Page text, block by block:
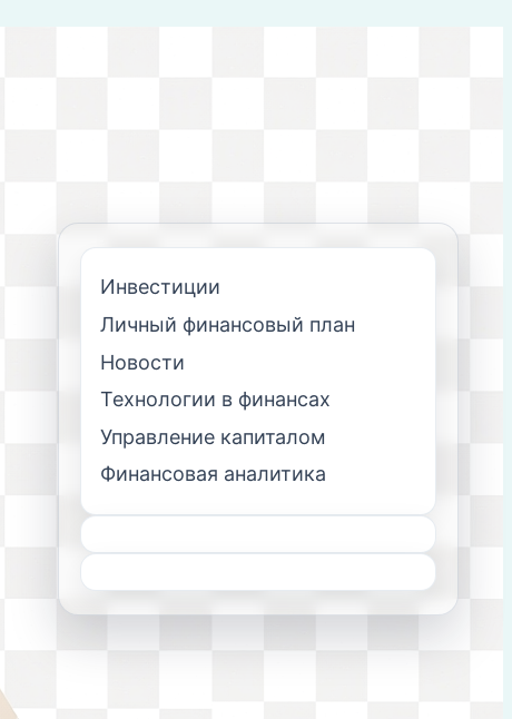
Инвестиции
Личный финансовый план
Новости
Технологии в финансах
Управление капиталом
Финансовая аналитика